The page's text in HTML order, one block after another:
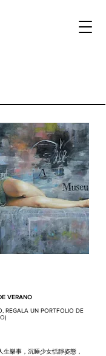
VERANO
REGALA UN PORTFOLIO DE
樂事，沉睡少女恬靜姿態，